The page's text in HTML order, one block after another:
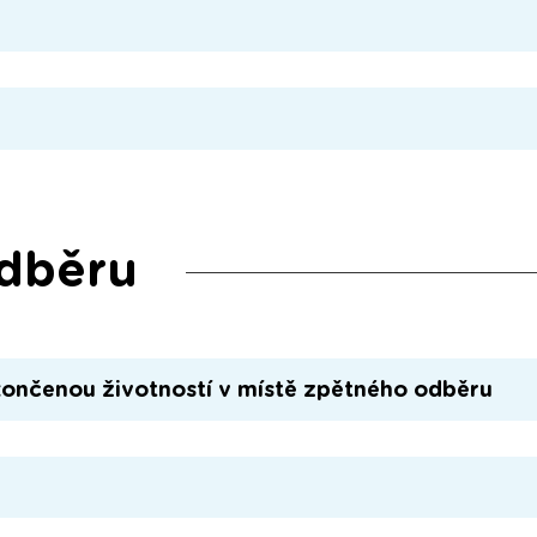
životností v místě zpětného odběru